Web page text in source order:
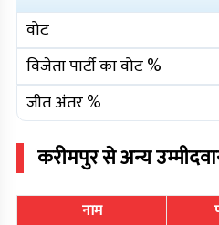
वोट
विजेता पार्टी का वोट %
जीत अंतर %
करीमपुरसे अन्य
नाम